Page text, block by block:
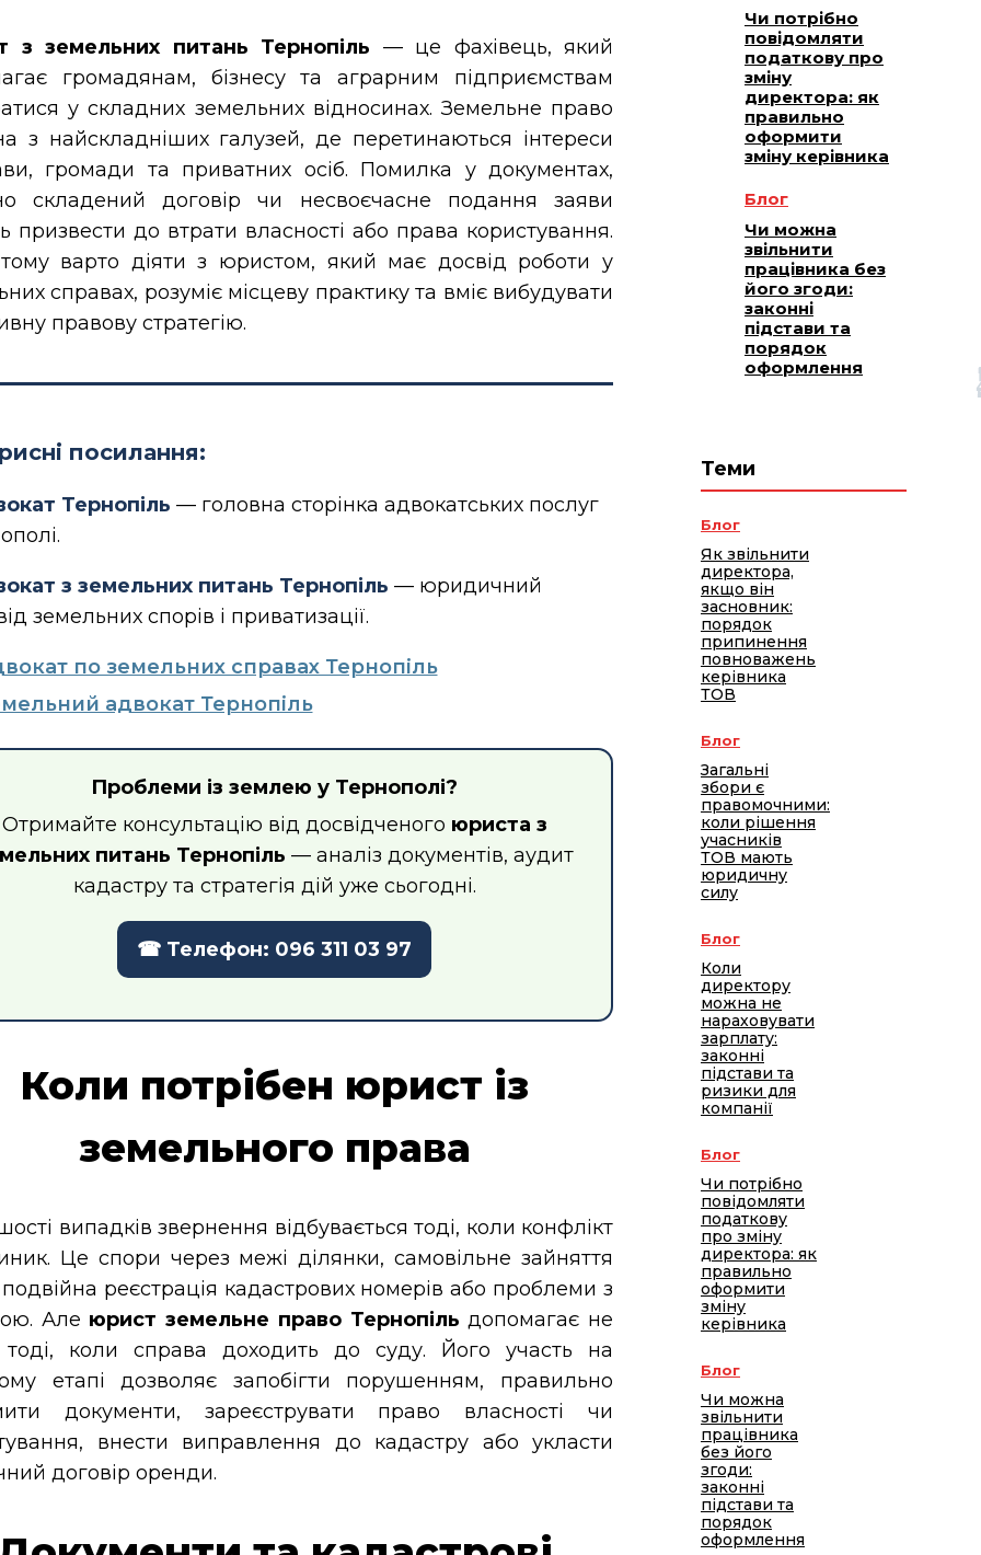
з земельних питань Тернопіль — це фахівець, який
громадянам, бізнесу та аграрним підприємствам
у складних земельних відносинах. Земельне право
з найскладніших галузей, де перетинаються інтереси
громади та приватних осіб. Помилка у документах,
складений договір чи несвоєчасне подання заяви
призвести до втрати власності або права користування.
варто діяти з юристом, який має досвід роботи у
справах, розуміє місцеву практику та вміє вибудувати
правову стратегію.
посилання:
Тернопіль — головна сторінка адвокатських послуг
з земельних питань Тернопіль — юридичний
земельних спорів і приватизації.
по земельних справах Тернопіль
адвокат Тернопіль
Проблеми із землею у Тернополі?
Отримайте консультацію від досвідченого юриста з
питань Тернопіль — аналіз документів, аудит
кадастру та стратегія дій уже сьогодні.
☎ Телефон: 096 311 03 97
Коли потрібен юрист із
земельного права
випадків звернення відбувається тоді, коли конфлікт
Це спори через межі ділянки, самовільне зайняття
подвійна реєстрація кадастрових номерів або проблеми з
Але юрист земельне право Тернопіль допомагає не
коли справа доходить до суду. Його участь на
етапі дозволяє запобігти порушенням, правильно
документи, зареєструвати право власності чи
внести виправлення до кадастру або укласти
договір оренди.
Чи потрібно
повідомляти
податкову про
зміну
директора: як
правильно
оформити
зміну керівника
Блог
Чи можна
звільнити
працівника без
його згоди:
законні
підстави та
порядок
оформлення
Теми
Блог
Як звільнити
директора,
якщо він
засновник:
порядок
припинення
повноважень
керівника
ТОВ
Блог
Загальні
збори є
правомочними:
коли рішення
учасників
ТОВ мають
юридичну
силу
Блог
Коли
директору
можна не
нараховувати
зарплату:
законні
підстави та
ризики для
компанії
Блог
Чи потрібно
повідомляти
податкову
про зміну
директора: як
правильно
оформити
зміну
керівника
Блог
Чи можна
звільнити
працівника
без його
згоди:
законні
підстави та
порядок
оформлення